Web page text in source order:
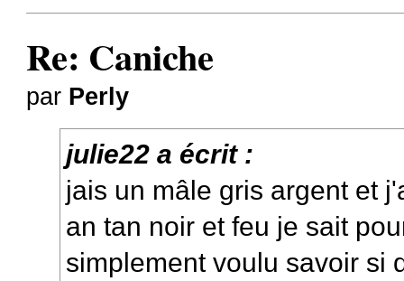
Re: Caniche
par Perly
julie22 a écrit :
jais un mâle gris argent et
an tan noir et feu je sait
simplement voulu savoir si